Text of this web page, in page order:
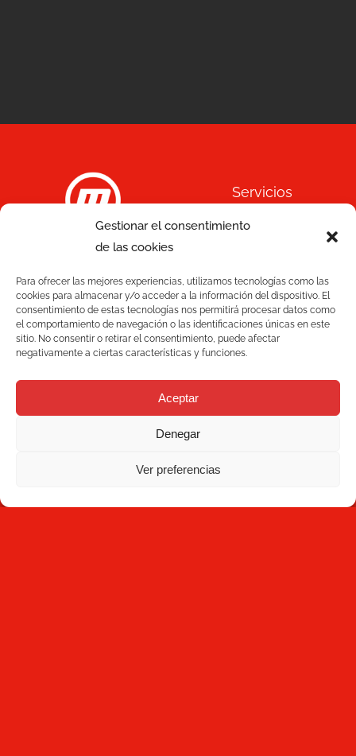
Gestionar el consentimiento
de las cookies
Para ofrecer las mejores experiencias, utilizamos tecnologías como las
cookies para almacenar y/o acceder a la información del dispositivo. El
consentimiento de estas tecnologías nos permitirá procesar datos como
el comportamiento de navegación o las identificaciones únicas en este
sitio. No consentir o retirar el consentimiento, puede afectar
negativamente a ciertas características y funciones.
Aceptar
Denegar
Ver preferencias
08223 Terrassa
Barcelona, España
+34 93 736 35 00
mecesa@mecesa.com
Servicios
Calidad
Soluciones
Blog
Mecesa